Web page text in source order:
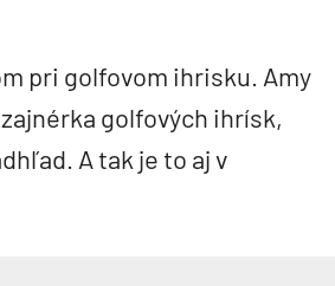
pri golfovom ihrisku. Amy
golfových ihrísk,
A tak je to aj v